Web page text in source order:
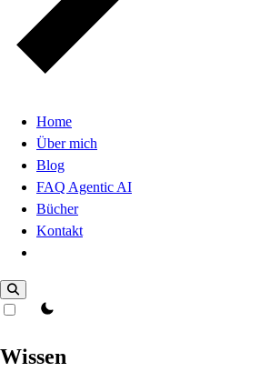
Home
Über mich
Blog
FAQ Agentic AI
Bücher
Kontakt
theme switcher
Wissen